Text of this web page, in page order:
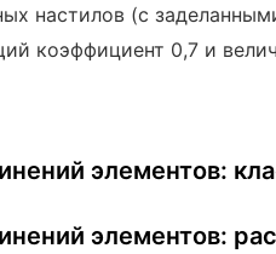
настилов (с
коэффициент 0,7 и
элементов:
элементов: